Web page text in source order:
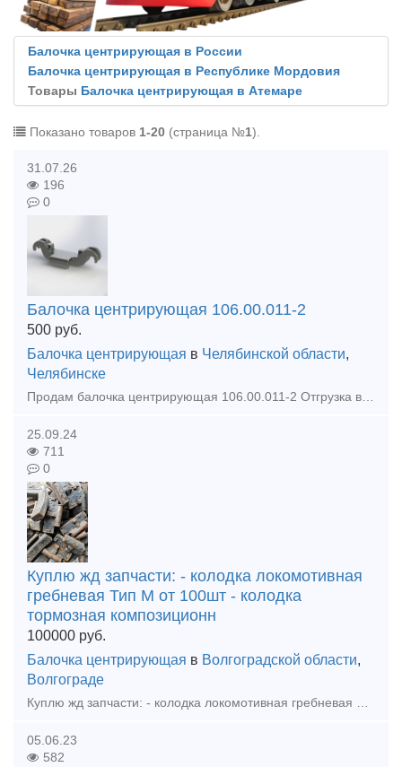
Балочка центрирующая в России
Балочка центрирующая в Республике Мордовия
Товары Балочка центрирующая в Атемаре
Показано товаров 1-20 (страница №1).
31.07.26
196
0
Балочка центрирующая 106.00.011-2
500 руб.
Балочка центрирующая в Челябинской области,
Челябинске
Продам балочка центрирующая 106.00.011-2 Отгрузка в день оплаты Доставка по всей России и КЗ Любая форма оплаты
25.09.24
711
0
Куплю жд запчасти: - колодка локомотивная
гребневая Тип М от 100шт - колодка
тормозная композиционн
100000 руб.
Балочка центрирующая в Волгоградской области,
Волгограде
Куплю жд запчасти: - колодка локомотивная гребневая Тип М от 100шт - колодка тормозная композиционная вагонная 25610-н от 100шт - клин тягового хомута 106.00.002-2 от 10шт - клин фрикционный м1
05.06.23
582